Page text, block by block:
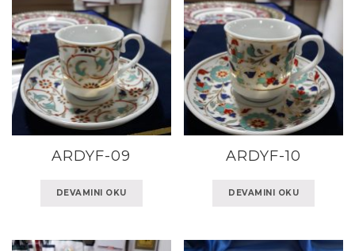
ARDYF-09
DEVAMINI OKU
ARDYF-10
DEVAMINI OKU